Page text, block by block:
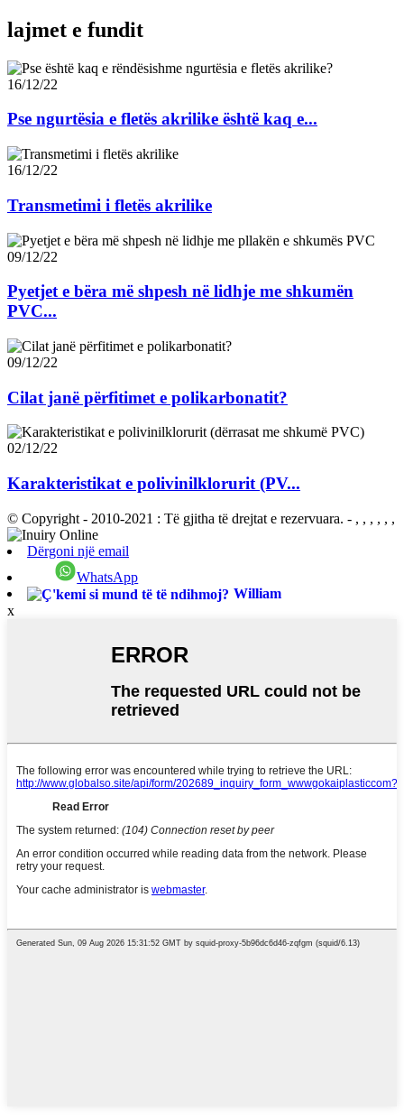
lajmet e fundit
16/12/22
Pse ngurtësia e fletës akrilike është kaq e...
16/12/22
Transmetimi i fletës akrilike
09/12/22
Pyetjet e bëra më shpesh në lidhje me shkumën
PVC...
09/12/22
Cilat janë përfitimet e polikarbonatit?
02/12/22
Karakteristikat e polivinilklorurit (PV...
© Copyright - 2010-2021 : Të gjitha të drejtat e rezervuara. - , , , , , ,
Dërgoni një email
WhatsApp
William
x